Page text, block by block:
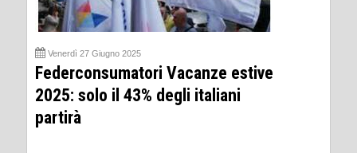
Venerdì 27 Giugno 2025
Federconsumatori Vacanze estive
2025: solo il 43% degli italiani
partirà